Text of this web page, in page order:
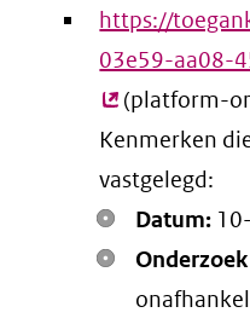
https://
03e59-aa08-
(platform-
Kenmerken
vastgelegd:
Datum: